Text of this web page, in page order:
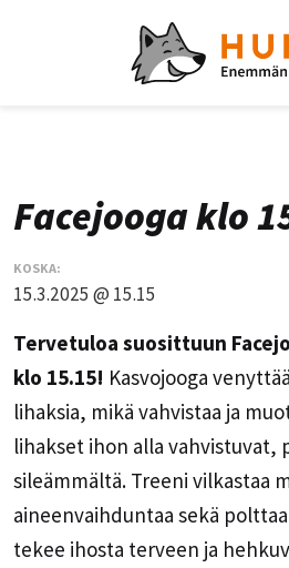
Facejooga klo
KOSKA:
15.3.2025 @ 15.15
Tervetuloa suosittuun
klo 15.15! Kasvojooga
lihaksia, mikä vahvistaa ja
lihakset ihon alla vahvistuvat,
sileämmältä. Treeni vilkastaa
aineenvaihduntaa sekä polttaa
tekee ihosta terveen ja